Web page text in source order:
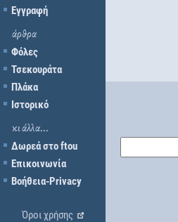
Εγγραφή
άρθρα
Φόλες
Τσεκουράτα
Πλάκα
Ιστορικό
κι άλλα...
Δωρεά στο ftou
Επικοινωνία
Βοήθεια-Privacy
Όροι χρήσης